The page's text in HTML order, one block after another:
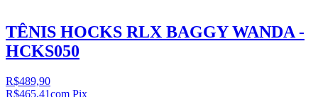
TÊNIS HOCKS RLX BAGGY WANDA -
HCKS050
R$489,90
R$465,41com Pix